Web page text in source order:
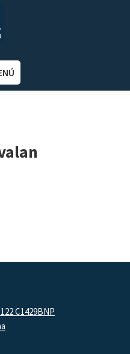
C1429BNP